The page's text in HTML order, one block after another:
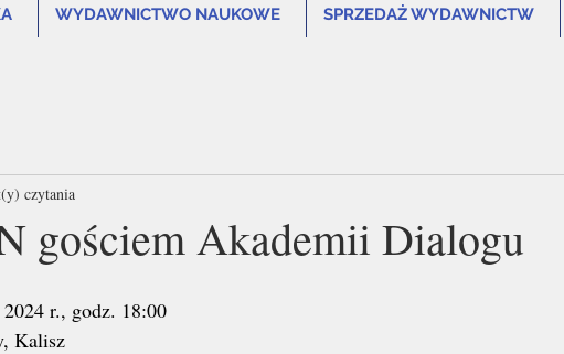
WYDAWNICTWO NAUKOWE SPRZEDAŻ WYDAWNICTW
gościem Akademii Dialogu
czytania
r., godz. 18:00
Kalisz